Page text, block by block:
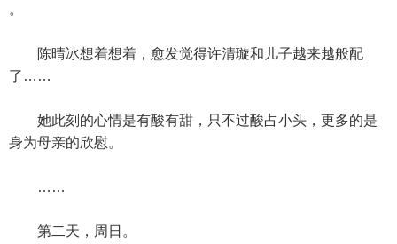
。
陈晴冰想着想着，愈发觉得许清璇和儿子越来越般配
了……
她此刻的心情是有酸有甜，只不过酸占小头，更多的是
身为母亲的欣慰。
……
第二天，周日。